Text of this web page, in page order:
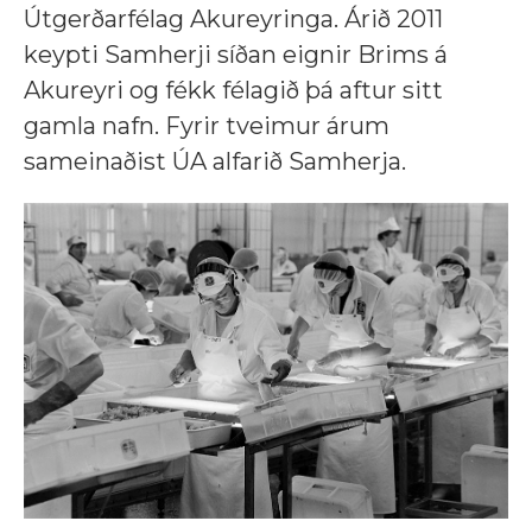
Útgerðarfélag Akureyringa. Árið 2011
keypti Samherji síðan eignir Brims á
Akureyri og fékk félagið þá aftur sitt
gamla nafn. Fyrir tveimur árum
sameinaðist ÚA alfarið Samherja.